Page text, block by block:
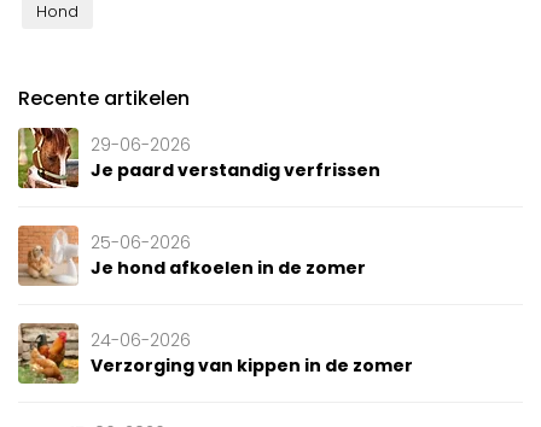
Hond
Recente artikelen
29-06-2026
Je paard verstandig verfrissen
25-06-2026
Je hond afkoelen in de zomer
24-06-2026
Verzorging van kippen in de zomer